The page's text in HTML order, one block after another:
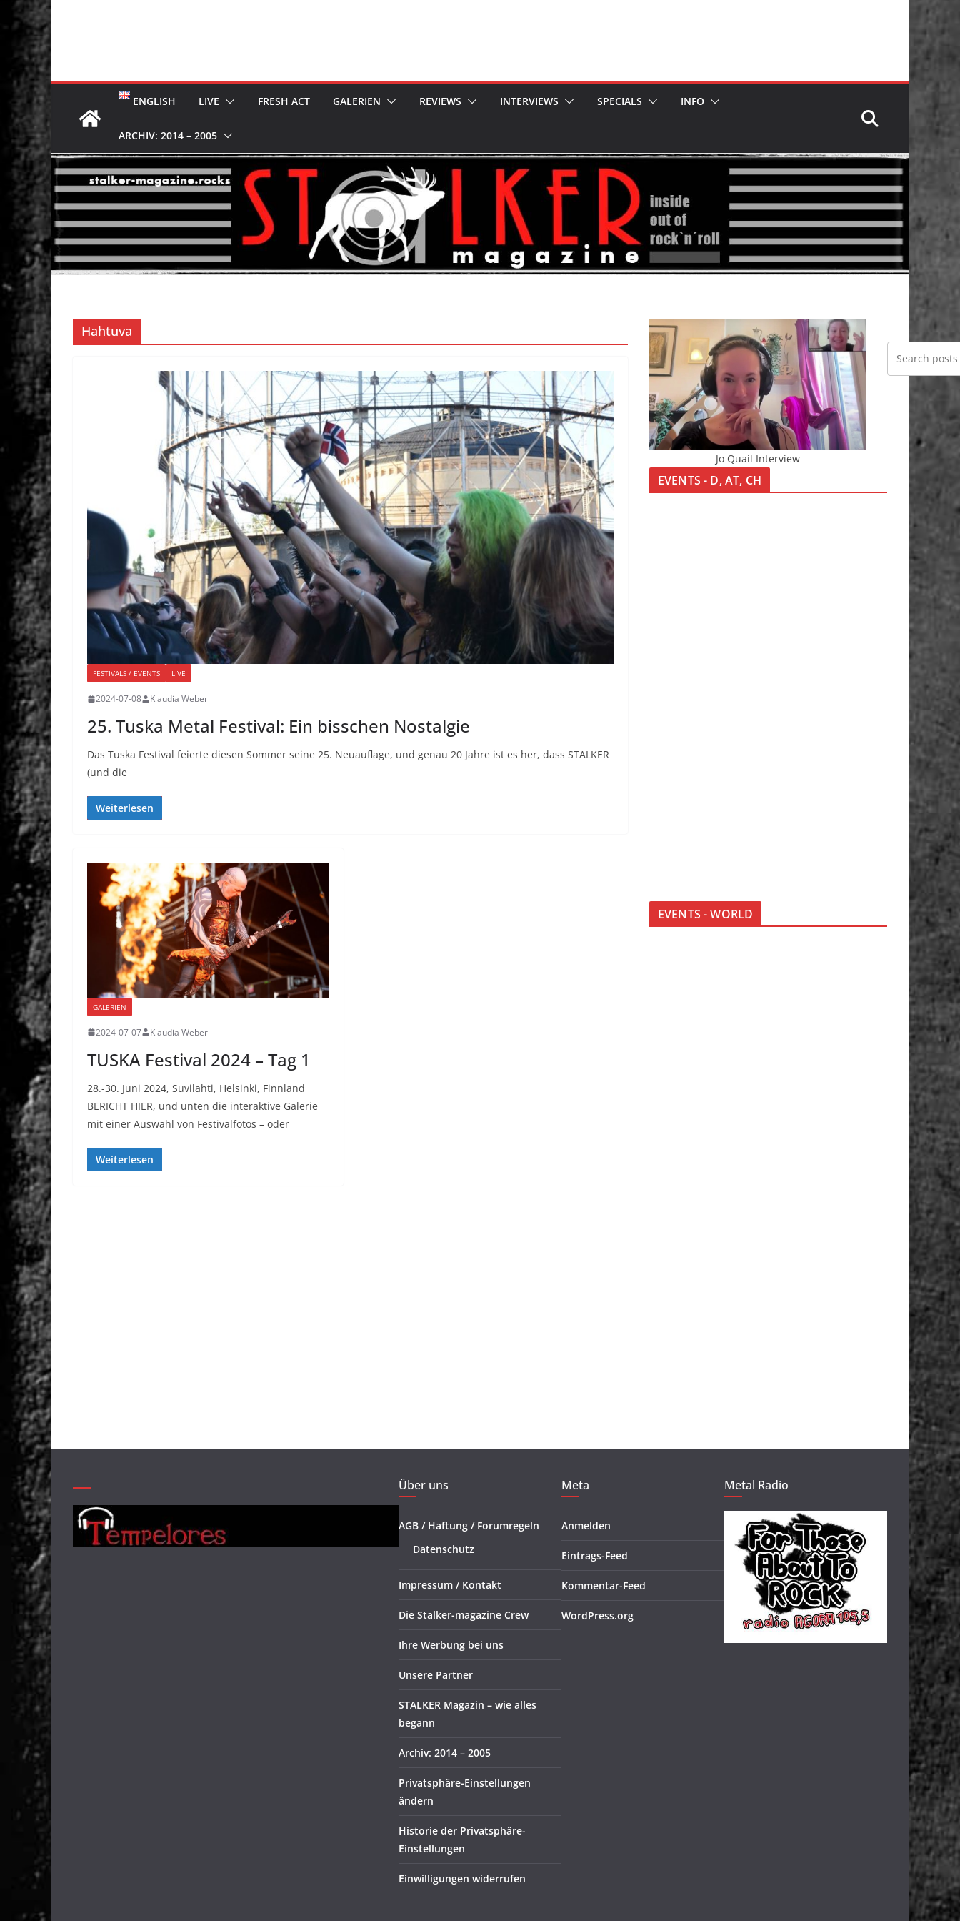
ENGLISH LIVE FRESH ACT GALERIEN REVIEWS INTERVIEWS SPECIALS INFO
ARCHIV: 2014 – 2005
Hahtuva
FESTIVALS / EVENTS LIVE
2024-07-08 Klaudia Weber
25. Tuska Metal Festival: Ein bisschen Nostalgie
Das Tuska Festival feierte diesen Sommer seine 25. Neuauflage, und genau 20 Jahre ist es her, dass STALKER
(und die
Weiterlesen
GALERIEN
2024-07-07 Klaudia Weber
TUSKA Festival 2024 – Tag 1
28.-30. Juni 2024, Suvilahti, Helsinki, Finnland
BERICHT HIER, und unten die interaktive Galerie
mit einer Auswahl von Festivalfotos – oder
Weiterlesen
Jo Quail Interview
EVENTS - D, AT, CH
EVENTS - WORLD
Über uns
AGB / Haftung / Forumregeln
Datenschutz
Impressum / Kontakt
Die Stalker-magazine Crew
Ihre Werbung bei uns
Unsere Partner
STALKER Magazin – wie alles
begann
Archiv: 2014 – 2005
Privatsphäre-Einstellungen
ändern
Historie der Privatsphäre-
Einstellungen
Einwilligungen widerrufen
Meta
Anmelden
Eintrags-Feed
Kommentar-Feed
WordPress.org
Metal Radio